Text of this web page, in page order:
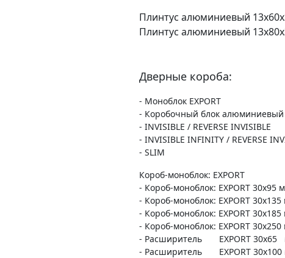
Плинтус алюминиевый
Плинтус алюминиевый
Дверные короба:
- Моноблок EXPORT
- Коробочный блок
- INVISIBLE / REVERSE INVISIBLE
- INVISIBLE INFINITY / REVERSE
- SLIM
Короб-моноблок: EXPORT
- Короб-моноблок: EXPORT 30х95
- Короб-моноблок: EXPORT
- Короб-моноблок: EXPORT
- Короб-моноблок: EXPORT
- Расширитель EXPORT 30х65
- Расширитель EXPORT